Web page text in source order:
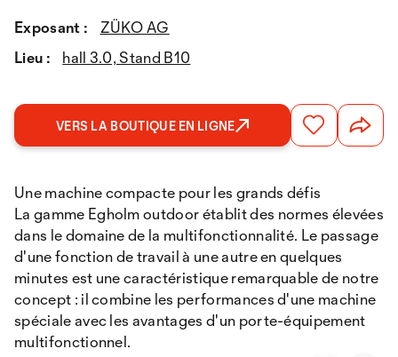
Exposant :
ZÜKO AG
Lieu :
hall 3.0, Stand B10
VERS LA BOUTIQUE EN LIGNE
Une machine compacte pour les grands défis
La gamme Egholm outdoor établit des normes élevées
dans le domaine de la multifonctionnalité. Le passage
d'une fonction de travail à une autre en quelques
minutes est une caractéristique remarquable de notre
concept : il combine les performances d'une machine
spéciale avec les avantages d'un porte-équipement
multifonctionnel.